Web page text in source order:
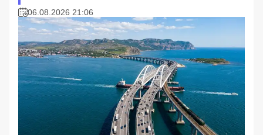
06.08.2026 21:06